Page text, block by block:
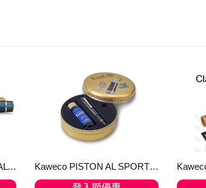
Kaweco PISTON SPORT AL Navy/Gold with bottle ink Kaweco PISTON AL SPORT 鋁合金 Black/Gold + 32ml Ink Bottle Royal Blue (現正熱賣，數量有限)